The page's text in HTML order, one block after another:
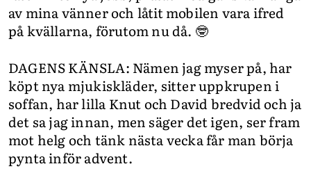
av mina vänner och låtit mobilen vara ifred
på kvällarna, förutom nu då. 🤓
DAGENS KÄNSLA: Nämen jag myser på, har
köpt nya mjukiskläder, sitter uppkrupen i
soffan, har lilla Knut och David bredvid och ja
det sa jag innan, men säger det igen, ser fram
mot helg och tänk nästa vecka får man börja
pynta inför advent.